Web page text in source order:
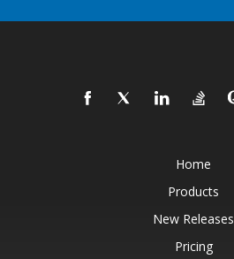
Home
Products
New Releases
Pricing